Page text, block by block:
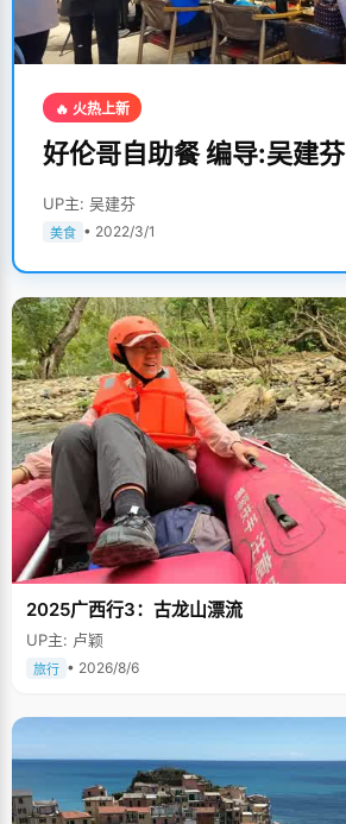
🔥 火热上新
好伦哥自助餐 编导:吴建芬
UP主: 吴建芬
美食 • 2022/3/1
2025广西行3：古龙山漂流
UP主: 卢颖
旅行 • 2026/8/6